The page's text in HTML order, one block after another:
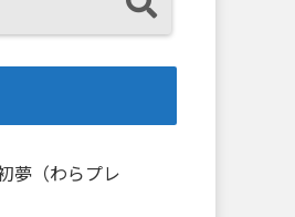
夢（わらプレ